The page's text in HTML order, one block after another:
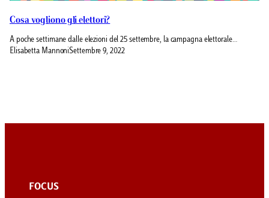
Cosa vogliono gli elettori?
A poche settimane dalle elezioni del 25 settembre, la campagna elettorale…
Elisabetta MannoniSettembre 9, 2022
FOCUS